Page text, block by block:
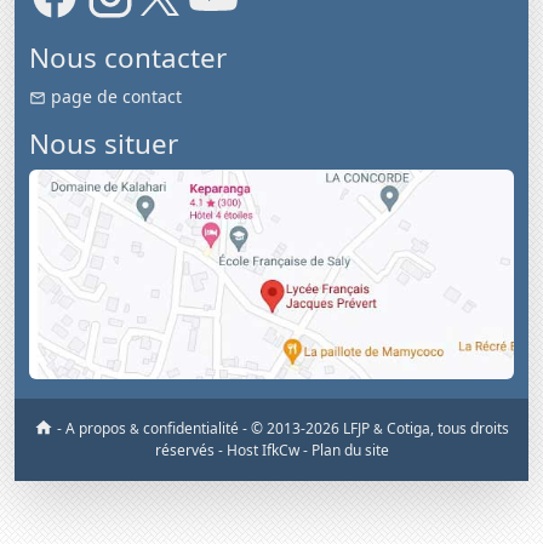
Nous contacter
page de contact
Nous situer
-A propos & confidentialité-© 2013-2026 LFJP & Cotiga, tous droits
réservés - Host IfkCw - Plan du site